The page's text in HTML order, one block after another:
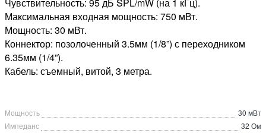
Чувствительность: 95 дБ SPL/mW (на 1 кГц).
Максимальная входная мощность: 750 мВт.
Мощность: 30 мВт.
Коннектор: позолоченный 3.5мм (1/8”) с переходником
6.35мм (1/4”).
Кабель: съемный, витой, 3 метра.
Мощность
30 мВт
Импеданс
32 Ом